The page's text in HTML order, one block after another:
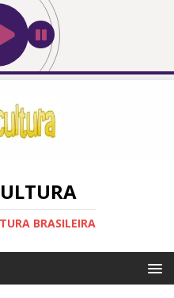
BRASILEIRA